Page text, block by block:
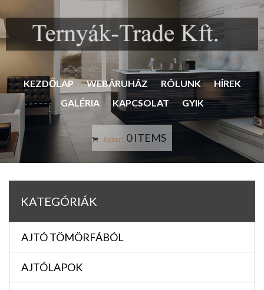
KEZDŐLAP WEBÁRUHÁZ RÓLUNK
HÍREK
GALÉRIA
KAPCSOLAT GYIK
Kosár: 0 ITEMS
KATEGÓRIÁK
AJTÓ TÖMÖRFÁBÓL
AJTÓLAPOK